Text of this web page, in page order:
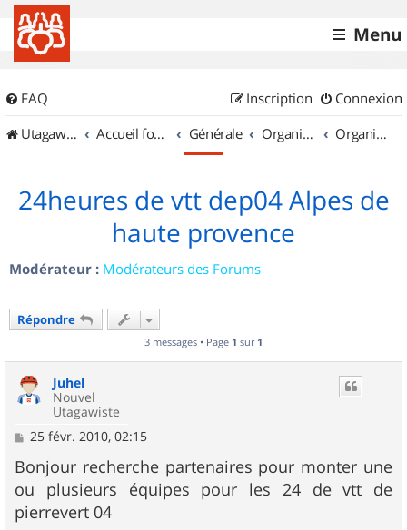
Menu
FAQ Connexion
Inscription
UtagawaVTT (Randos VTT et VTTAE avec traces GPS)
Accueil forum Générale Organisation de sorties & Recherche de partenaires Organisation de sorties en région Provence Alpes Côte d'Azur
24heures de vtt dep04 Alpes de
haute provence
Modérateur : Modérateurs des Forums
Répondre
3 messages • Page 1 sur 1
Juhel
Nouvel
Utagawiste
M
s
s
a
g
e
25 févr. 2010, 02:15
Bonjour recherche partenaires pour monter une
ou plusieurs équipes pour les 24 de vtt de
pierrevert 04